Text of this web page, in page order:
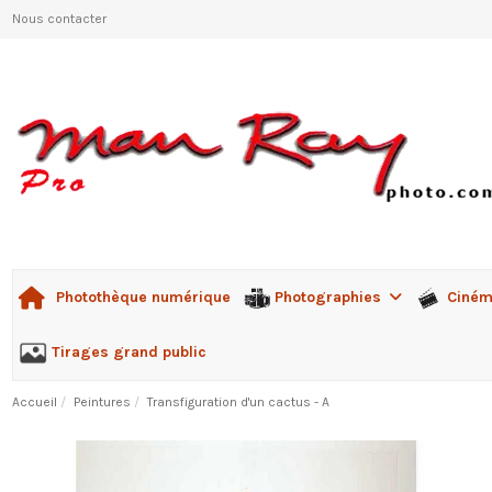
Nous contacter
Photothèque numérique Photographies
Tirages grand public
Accueil Peintures Transfiguration d'un cactus - A